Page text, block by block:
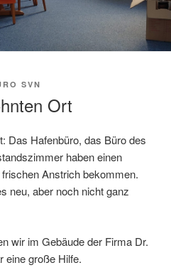
SVN
Ort
Das Hafenbüro, das Büro des
haben einen
Anstrich bekommen.
neu, aber noch nicht ganz
wir im Gebäude der Firma Dr.
eine große Hilfe.